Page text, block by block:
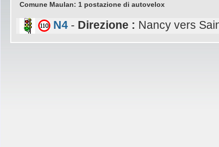
Comune Maulan: 1 postazione di autovelox
N4 - Direzione : Nancy vers